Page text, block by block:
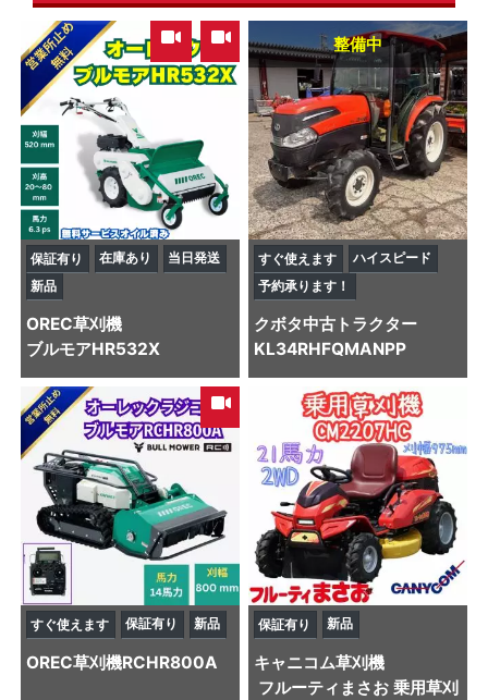
,
保証有り 在庫あり
当日発送
新品
OREC草刈機
ブルモアHR532X
整備中
すぐ使えます
ハイスピード
予約承ります！
クボタ中古トラクター
KL34RHFQMANPP
すぐ使えます 保証有り 新品
OREC草刈機RCHR800A
保証有り 新品
キャニコム草刈機
フルーティまさお 乗用草刈